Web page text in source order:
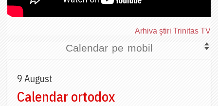
Arhiva ştiri Trinitas TV
Calendar pe mobil
9 August
Calendar ortodox